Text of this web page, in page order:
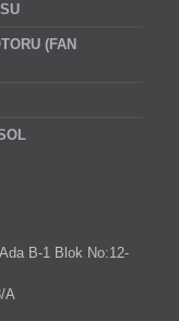
(FAN
B-1 Blok No:12-
A